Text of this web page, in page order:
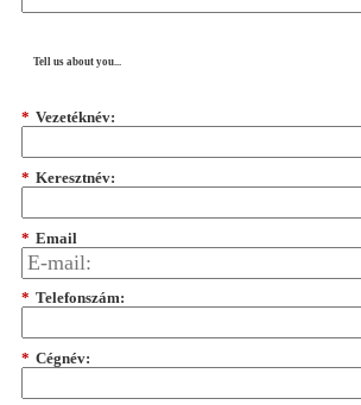
Tell us about you...
* Vezetéknév:
* Keresztnév:
* Email
* Telefonszám:
* Cégnév: